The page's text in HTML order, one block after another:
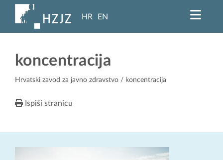
HR EN
koncentracija
Hrvatski zavod za javno zdravstvo / koncentracija
Ispiši stranicu